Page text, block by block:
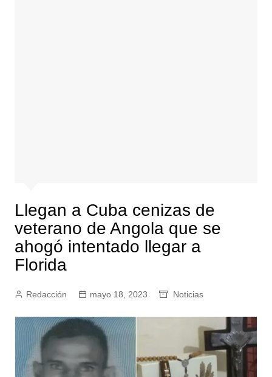
Llegan a Cuba cenizas de
veterano de Angola que se
ahogó intentado llegar a
Florida
Redacción mayo 18, 2023 Noticias